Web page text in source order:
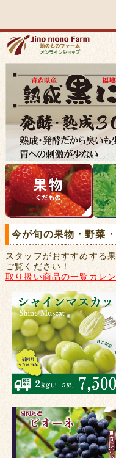
今が旬の果物・野菜
スタッフがおすすめする
ご覧ください！
取り扱い商品の一覧カレ